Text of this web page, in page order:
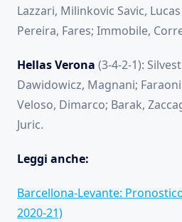
Lazzari, Milinkovic Savic,
Pereira, Fares; Immobile,
Hellas Verona (3-4-2-1):
Dawidowicz, Magnani;
Veloso, Dimarco; Barak,
Juric.
Leggi anche:
Barcellona-Levante:
2020-21)